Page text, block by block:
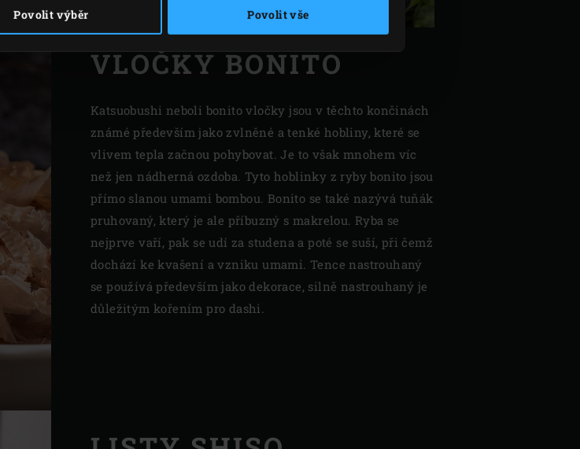
Povolit výběr Povolit vše
VLOČKY BONITO
Katsuobushi neboli bonito vločky jsou v těchto končinách
známé především jako zvlněné a tenké hobliny, které se
vlivem tepla začnou pohybovat. Je to však mnohem víc
než jen nádherná ozdoba. Tyto hoblinky z ryby bonito jsou
přímo slanou umami bombou. Bonito se také nazývá tuňák
pruhovaný, který je ale příbuzný s makrelou. Ryba se
nejprve vaří, pak se udí za studena a poté se suší, při čemž
dochází ke kvašení a vzniku umami. Tence nastrouhaný
se používá především jako dekorace, silně nastrouhaný je
důležitým kořením pro dashi.